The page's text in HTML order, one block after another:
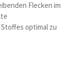
Flecken im
optimal zu